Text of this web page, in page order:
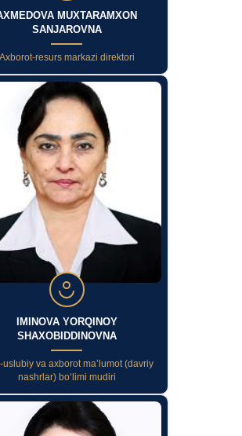
MUXTARAMXON
SANJAROVNA
Axborot-resurs markazi direktori
IMINOVA YORQINOY
SHAXOBIDDINOVNA
uslubiy va axborot ma’lumot (davriy
nashrlar) bo‘limi mudiri